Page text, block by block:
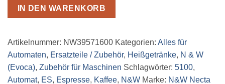
IN DEN WARENKORB
Artikelnummer: NW39571600 Kategorien: Alles für
Automaten, Ersatzteile / Zubehör, Heißgetränke, N & W
(Evoca), Zubehör für Maschinen Schlagwörter: 5100,
Automat, ES, Espresse, Kaffee, N&W Marke: N&W Necta